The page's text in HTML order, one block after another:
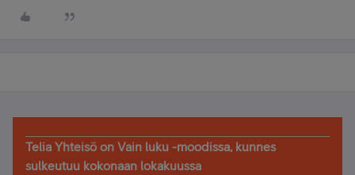
Telia Yhteisö on Vain luku -moodissa, kunnes
sulkeutuu kokonaan lokakuussa